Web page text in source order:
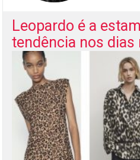
Leopardo é a
tendência nos